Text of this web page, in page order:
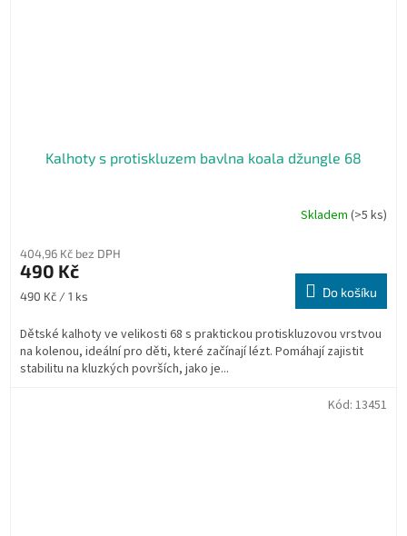
Kalhoty s protiskluzem bavlna koala džungle 68
Skladem (>5 ks)
404,96 Kč bez DPH
490 Kč
Měrná
490 Kč / 1 ks Do košíku
Dětské kalhoty ve velikosti 68 s praktickou protiskluzovou vrstvou
na kolenou, ideální pro děti, které začínají lézt. Pomáhají zajistit
stabilitu na kluzkých površích, jako je...
Kód: 13451